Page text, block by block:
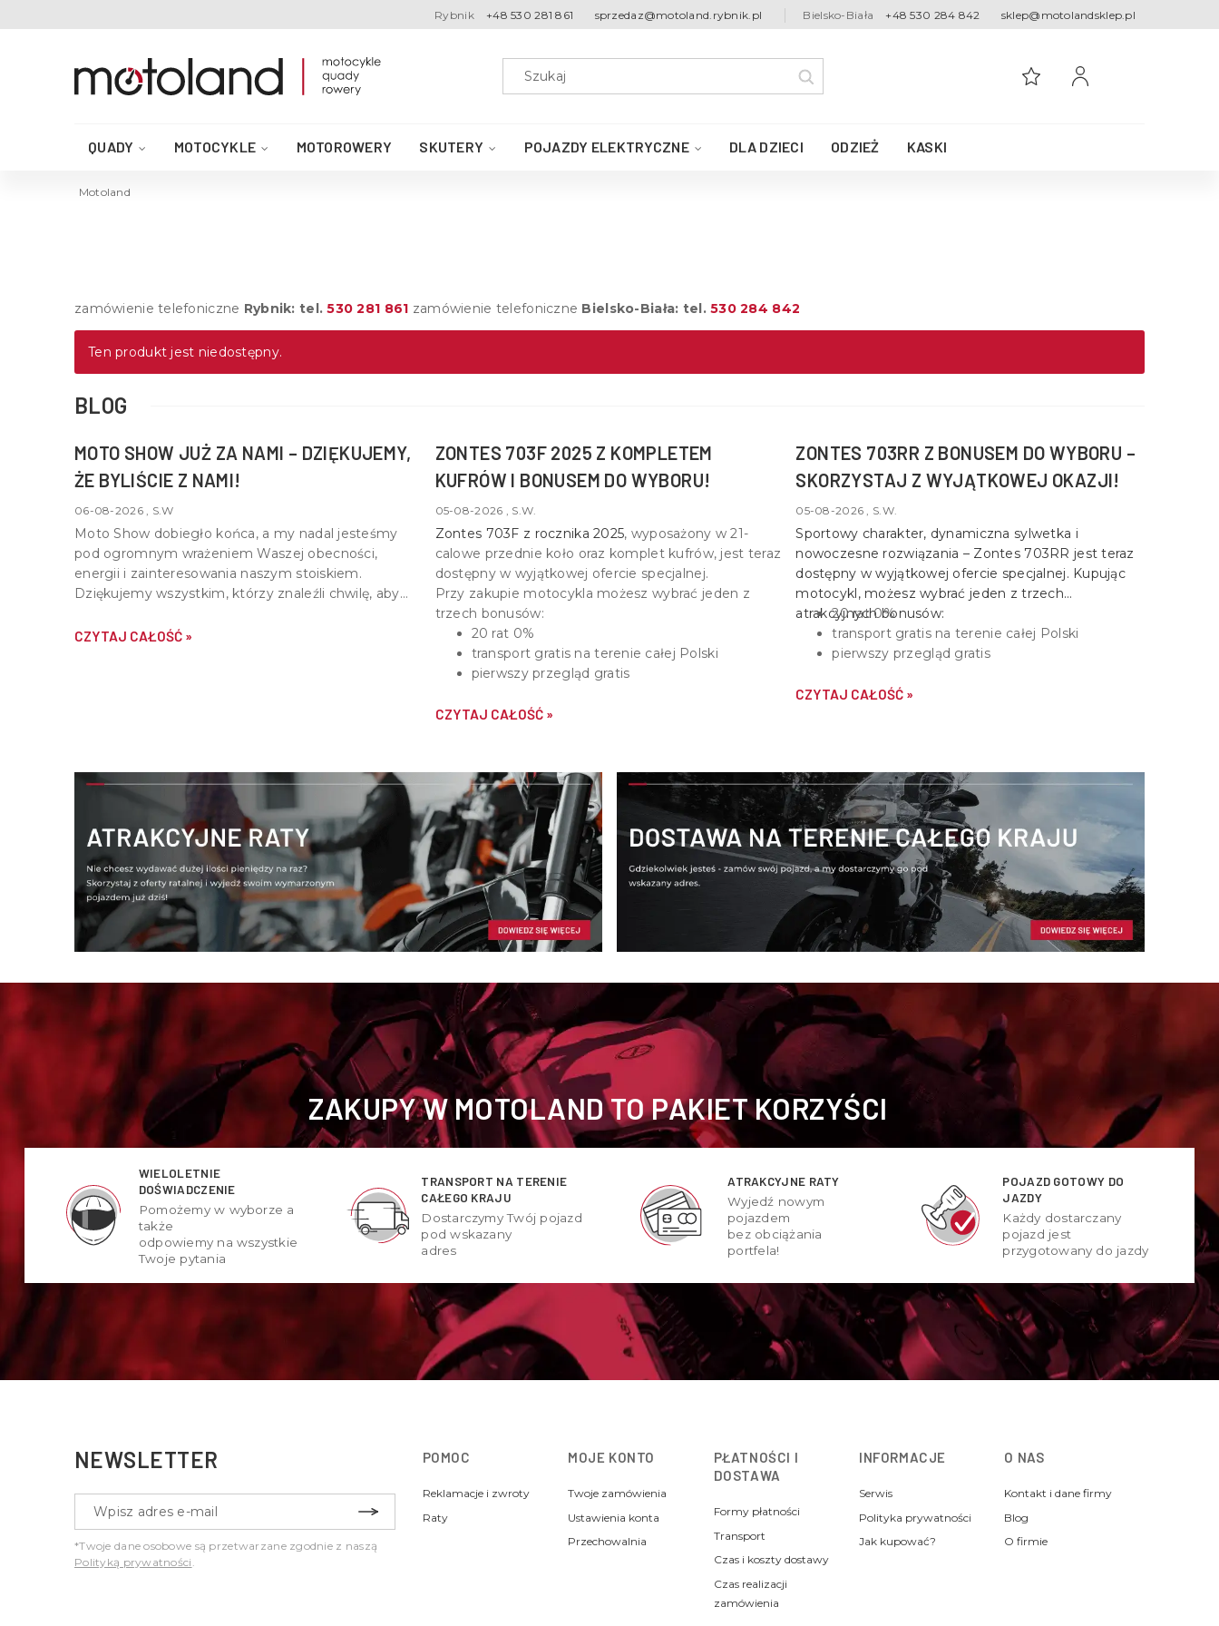
Rybnik +48 530 281 861 sprzedaz@motoland.rybnik.pl Bielsko-Biała +48 530 284 842 sklep@motolandsklep.pl
QUADY MOTOCYKLE MOTOROWERY SKUTERY POJAZDY ELEKTRYCZNE DLA DZIECI ODZIEŻ KASKI
AKCESORIA DO QUADA
Motoland
zamówienie telefoniczne Rybnik: tel.530 281 861 zamówienie telefoniczne Bielsko-Biała: tel.530 284 842
Ten produkt jest niedostępny.
BLOG
MOTO SHOW JUŻ ZA NAMI – DZIĘKUJEMY,
ŻE BYLIŚCIE Z NAMI!
06-08-2026 , S.W
Moto Show dobiegło końca, a my nadal jesteśmy
pod ogromnym wrażeniem Waszej obecności,
energii i zainteresowania naszym stoiskiem.
Dziękujemy wszystkim, którzy znaleźli chwilę, aby
quadach i wspólnej pasji do motoryzacji.
CZYTAJ CAŁOŚĆ »
ZONTES 703F 2025 Z KOMPLETEM
KUFRÓW I BONUSEM DO WYBORU!
05-08-2026 , S.W.
Zontes 703F z rocznika 2025, wyposażony w21-
calowe przednie koło oraz komplet kufrów, jest teraz
dostępny w wyjątkowej ofercie specjalnej.
Przy zakupie motocykla możesz wybrać jeden z
trzech bonusów:
20 rat 0%
transport gratis na terenie całej Polski
pierwszy przegląd gratis
CZYTAJ CAŁOŚĆ »
ZONTES 703RR Z BONUSEM DO WYBORU –
SKORZYSTAJ Z WYJĄTKOWEJ OKAZJI!
05-08-2026 , S.W.
Sportowy charakter, dynamiczna sylwetka i
nowoczesne rozwiązania – Zontes 703RR jest teraz
dostępny w wyjątkowej ofercie specjalnej. Kupując
motocykl, możesz wybrać jeden z trzech
atrakcyjnych bonusów:
20 rat 0%
transport gratis na terenie całej Polski
pierwszy przegląd gratis
CZYTAJ CAŁOŚĆ »
ZAKUPY W MOTOLAND TO PAKIET KORZYŚCI
WIELOLETNIE
DOŚWIADCZENIE
Pomożemy w wyborze a
także
odpowiemy na wszystkie
Twoje pytania
TRANSPORT NA TERENIE
CAŁEGO KRAJU
Dostarczymy Twój pojazd
pod wskazany
adres
ATRAKCYJNE RATY
Wyjedź nowym
pojazdem
bez obciążania
portfela!
POJAZD GOTOWY DO
JAZDY
Każdy dostarczany
pojazd jest
przygotowany do jazdy
NEWSLETTER
*Twoje dane osobowe są przetwarzane zgodnie z naszą
Polityką prywatności .
POMOC
Reklamacje i zwroty
Raty
MOJE KONTO
Twoje zamówienia
Ustawienia konta
Przechowalnia
PŁATNOŚCI I
DOSTAWA
Formy płatności
Transport
Czas i koszty dostawy
Czas realizacji
zamówienia
INFORMACJE
Serwis
Polityka prywatności
Jak kupować?
O NAS
Kontakt i dane firmy
Blog
O firmie